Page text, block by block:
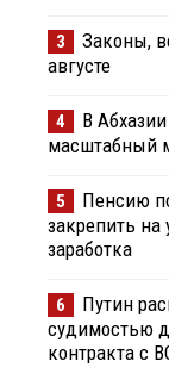
3
Законы,
августе
4
В
масштабный
5
Пенсию
закрепить на
заработка
6
Путин
судимостью
контракта с